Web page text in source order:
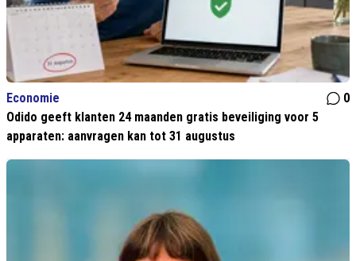
Economie
0
Odido geeft klanten 24 maanden gratis beveiliging voor 5
apparaten: aanvragen kan tot 31 augustus